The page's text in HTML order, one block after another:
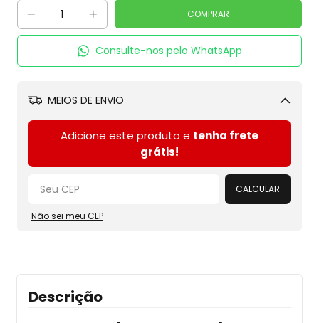
Consulte-nos pelo WhatsApp
MEIOS DE ENVIO
Adicione este produto e tenha frete
grátis!
CALCULAR
Não sei meu CEP
Descrição